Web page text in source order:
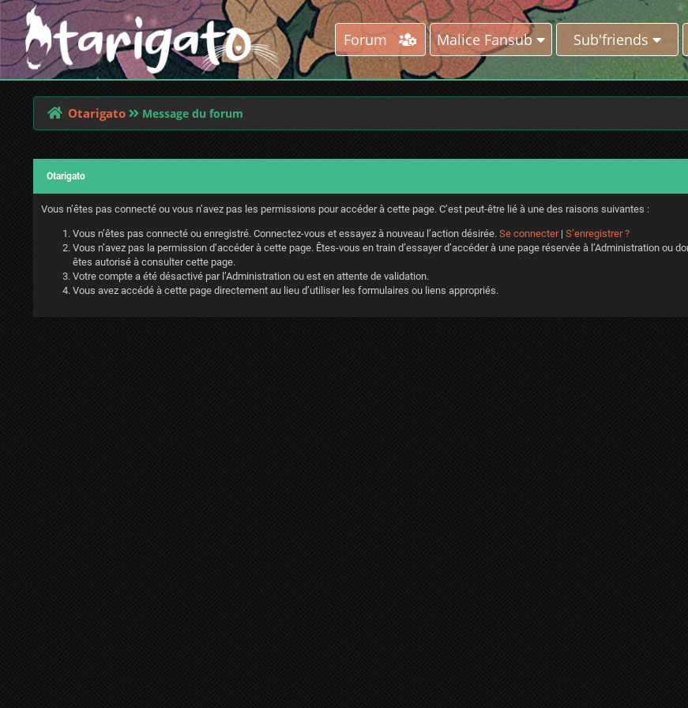
Forum Malice Fansub Sub'friends
Otarigato Message du forum
Otarigato
Vous n’êtes pas connecté ou vous n’avez pas les permissions pour accéder à cette page. C’est peut-être lié à une des raisons suivantes :
Vous n’êtes pas connecté ou enregistré. Connectez-vous et essayez à nouveau l’action désirée. Se connecter| S’enregistrer ?
Vous n’avez pas la permission d’accéder à cette page. Êtes-vous en train d’essayer d’accéder à une page réservée à l’Administration ou
êtes autorisé à consulter cette page.
Votre compte a été désactivé par l’Administration ou est en attente de validation.
Vous avez accédé à cette page directement au lieu d’utiliser les formulaires ou liens appropriés.